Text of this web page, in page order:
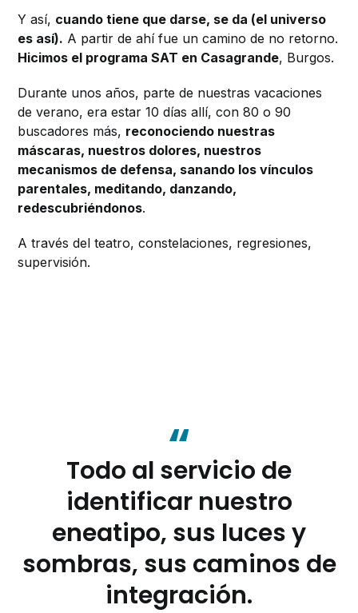
Y así, cuando tiene que darse, se da (el universo
es así). A partir de ahí fue un camino de no retorno.
Hicimos el programa SAT en Casagrande, Burgos.
Durante unos años, parte de nuestras vacaciones
de verano, era estar 10 días allí, con 80 o 90
buscadores más, reconociendo nuestras
máscaras, nuestros dolores, nuestros
mecanismos de defensa, sanando los vínculos
parentales, meditando, danzando,
redescubriéndonos.
A través del teatro, constelaciones, regresiones,
supervisión.
Todo al servicio de
identificar nuestro
eneatipo, sus luces y
sombras, sus caminos de
integración.